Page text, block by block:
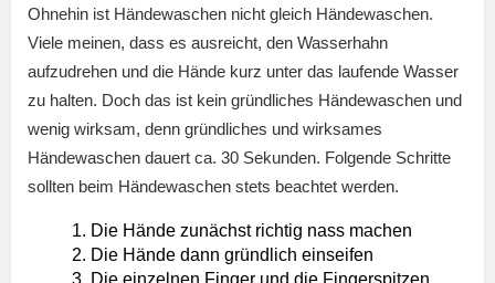
Ohnehin ist Händewaschen nicht gleich Händewaschen.
Viele meinen, dass es ausreicht, den Wasserhahn
aufzudrehen und die Hände kurz unter das laufende Wasser
zu halten. Doch das ist kein gründliches Händewaschen und
wenig wirksam, denn gründliches und wirksames
Händewaschen dauert ca. 30 Sekunden. Folgende Schritte
sollten beim Händewaschen stets beachtet werden.
Die Hände zunächst richtig nass machen
Die Hände dann gründlich einseifen